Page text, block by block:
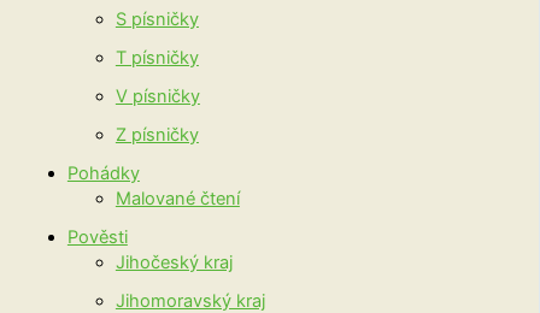
S písničky
T písničky
V písničky
Z písničky
Pohádky
Malované čtení
Pověsti
Jihočeský kraj
Jihomoravský kraj